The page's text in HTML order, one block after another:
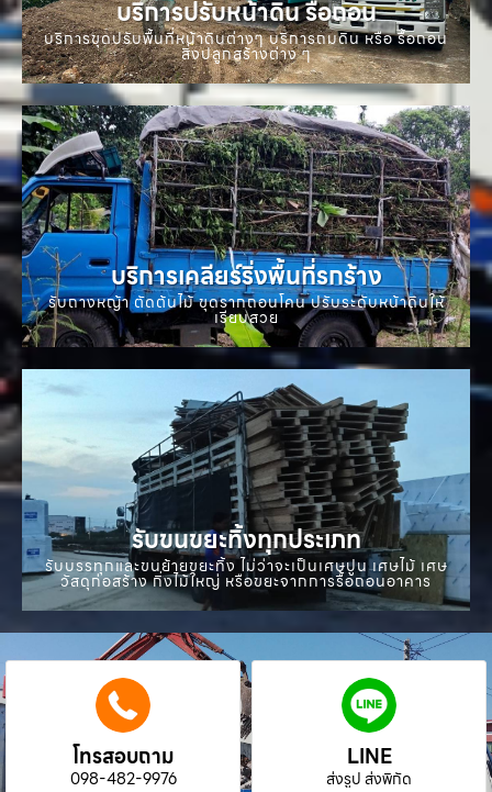
บริการปรับหน้าดิน รื้อถอน
บริการขุดปรับพื้นที่หน้าดินต่างๆ บริการถมดิน หรือ รื้อถอน
สิ่งปลูกสร้างต่าง ๆ
บริการเคลียร์ริ่งพื้นที่รกร้าง
รับถางหญ้า ตัดต้นไม้ ขุดรากถอนโคน ปรับระดับหน้าดินให้
เรียบสวย
รับขนขยะทิ้งทุกประเภท
รับบรรทุกและขนย้ายขยะทิ้ง ไม่ว่าจะเป็นเศษปูน เศษไม้ เศษ
วัสดุก่อสร้าง กิ่งไม้ใหญ่ หรือขยะจากการรื้อถอนอาคาร
โทรสอบถาม
098-482-9976
LINE
ส่งรูป ส่งพิกัด